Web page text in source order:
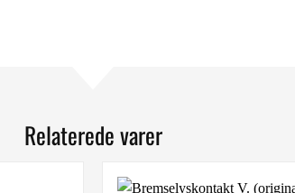
Relaterede varer